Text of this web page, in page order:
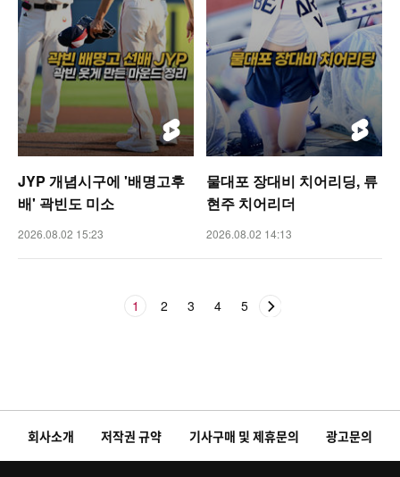
JYP 개념시구에 '배명고후
배' 곽빈도 미소
2026.08.02 15:23
물대포 장대비 치어리딩, 류
현주 치어리더
2026.08.02 14:13
1 2 3 4 5
회사소개 저작권 규약 기사구매 및 제휴문의 광고문의